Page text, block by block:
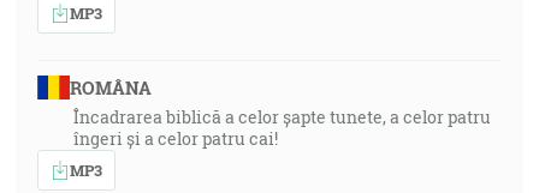
MP3
ROMÂNA
Încadrarea biblică a celor șapte tunete, a celor patru
îngeri și a celor patru cai!
MP3